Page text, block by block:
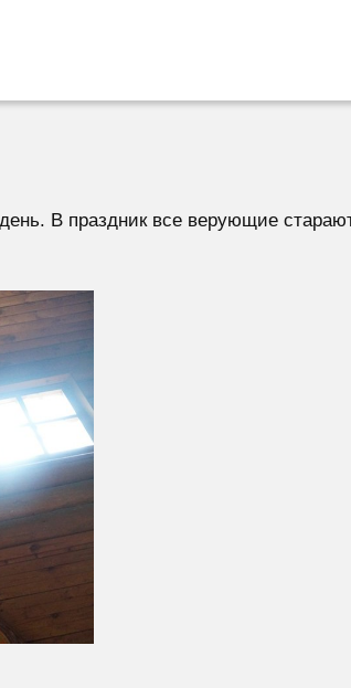
В праздник все верующие